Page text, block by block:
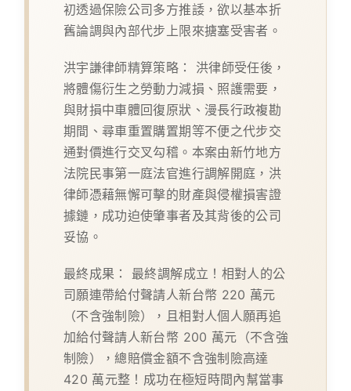
初透過保險公司多方推諉，欲以基本折
舊論調與內部代步上限來搪塞受害者。
洪宇謙律師精算策略：
洪律師受任後，
將體傷衍生之勞動力減損、照護需要，
與財損中車體回復原狀、漫長行政複勘
期間、尋車重置購置期等不便之代步交
通對價進行交叉勾稽。本案由新竹地方
法院民事第一庭法官進行調解開庭，洪
律師憑藉無懈可擊的財產與侵權損害證
據鏈，成功迫使肇事者及其背後的公司
妥協。
最終成果：
最終調解成立！相對人的公
司願連帶給付聲請人新台幣 220 萬元
（不含強制險），且相對人個人願再追
加給付聲請人新台幣 200 萬元（不含強
制險），總賠償金額不含強制險高達
420 萬元整！成功在極短時間內幫當事